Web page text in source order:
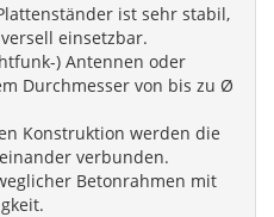
ist sehr stabil,
einsetzbar.
) Antennen oder
Durchmesser von bis zu Ø
Konstruktion werden die
verbunden.
Betonrahmen mit